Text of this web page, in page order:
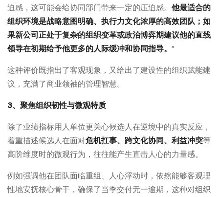
迫感，这可能会给协同部门带来一定的压迫感。 他最适合的
组织环境是战略意图明确、执行力文化浓厚的高效团队；如
果新公司正处于复杂的组织变革或政治博弈期建议他的直线
领导在初期给予他更多的人际缓冲和协同指导。 ”
这种评价既指出了客观现象，又给出了建设性的组织赋能建
议，充满了商业领袖的管理智慧。
3、聚焦组织韧性与微观特质
除了业绩指标用人单位更关心候选人在逆境中的真实反应，
着重描述候选人在面对危机扛事、跨文化协同、利益冲突等
高阶维度时的微观行为，往往能产生直击人心的力量感。
例如强调他在团队面临重组、人心浮动时，依然能够客观理
性地安抚核心骨干，确保了当季交付无一逾期，这种对组织